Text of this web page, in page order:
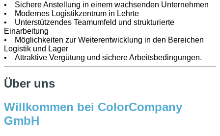
• Sichere Anstellung in einem wachsenden Unternehmen
• Modernes Logistikzentrum in Lehrte
• Unterstützendes Teamumfeld und strukturierte
Einarbeitung
• Möglichkeiten zur Weiterentwicklung in den Bereichen
Logistik und Lager
• Attraktive Vergütung und sichere Arbeitsbedingungen.
Über uns
Willkommen bei ColorCompany
GmbH